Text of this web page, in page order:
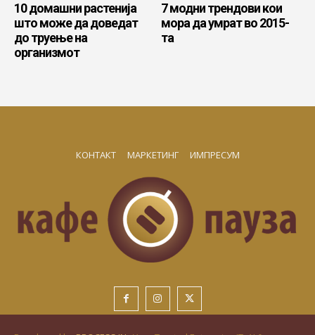
10 домашни растенија
што може да доведат
до труење на
организмот
7 модни трендови кои
мора да умрат во 2015-
та
КОНТАКТ МАРКЕТИНГ ИМПРЕСУМ